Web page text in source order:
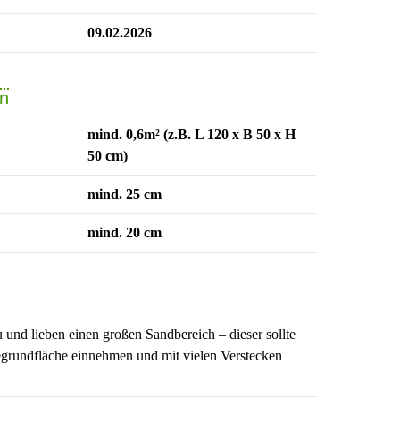
09.02.2026
mind. 0,6m² (z.B. L 120 x B 50 x H
50 cm)
mind. 25 cm
mind. 20 cm
lieben einen großen Sandbereich – dieser sollte
einnehmen und mit vielen Verstecken